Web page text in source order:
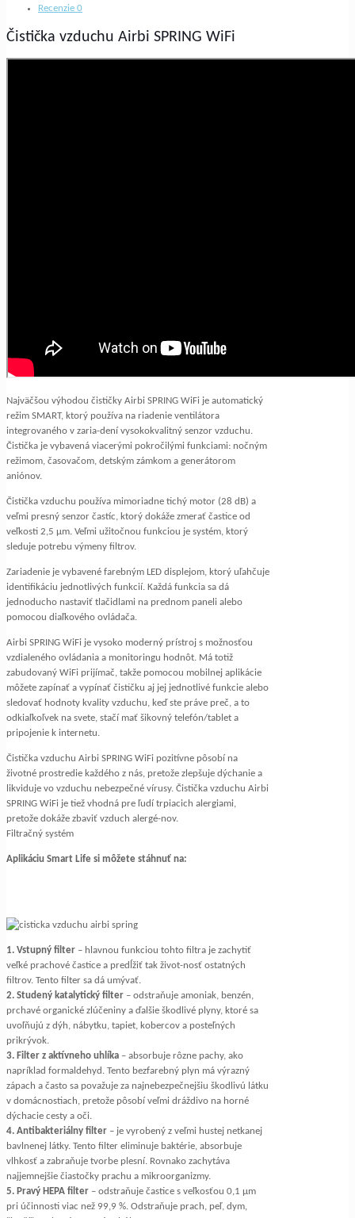
Recenzie 0
Čistička vzduchu Airbi SPRING WiFi
Najväčšou výhodou čističky Airbi SPRING WiFi je automatický
režim SMART, ktorý používa na riadenie ventilátora
integrovaného v zaria-dení vysokokvalitný senzor vzduchu.
Čistička je vybavená viacerými pokročilými funkciami: nočným
režimom, časovačom, detským zámkom a generátorom
aniónov.
Čistička vzduchu používa mimoriadne tichý motor (28 dB) a
veľmi presný senzor častíc, ktorý dokáže zmerať častice od
veľkosti 2,5 μm. Veľmi užitočnou funkciou je systém, ktorý
sleduje potrebu výmeny filtrov.
Zariadenie je vybavené farebným LED displejom, ktorý uľahčuje
identifikáciu jednotlivých funkcií. Každá funkcia sa dá
jednoducho nastaviť tlačidlami na prednom paneli alebo
pomocou diaľkového ovládača.
Airbi SPRING WiFi je vysoko moderný prístroj s možnosťou
vzdialeného ovládania a monitoringu hodnôt. Má totiž
zabudovaný WiFi prijímač, takže pomocou mobilnej aplikácie
môžete zapínať a vypínať čističku aj jej jednotlivé funkcie alebo
sledovať hodnoty kvality vzduchu, keď ste práve preč, a to
odkiaľkoľvek na svete, stačí mať šikovný telefón/tablet a
pripojenie k internetu.
Čistička vzduchu Airbi SPRING WiFi pozitívne pôsobí na
životné prostredie každého z nás, pretože zlepšuje dýchanie a
likviduje vo vzduchu nebezpečné vírusy. Čistička vzduchu Airbi
SPRING WiFi je tiež vhodná pre ľudí trpiacich alergiami,
pretože dokáže zbaviť vzduch alergé-nov.
Filtračný systém
Aplikáciu Smart Life si môžete stáhnuť na:
1. Vstupný filter – hlavnou funkciou tohto filtra je zachytiť
veľké prachové častice a predĺžiť tak život-nosť ostatných
filtrov. Tento filter sa dá umývať.
2. Studený katalytický filter – odstraňuje amoniak, benzén,
prchavé organické zlúčeniny a ďalšie škodlivé plyny, ktoré sa
uvoľňujú z dýh, nábytku, tapiet, kobercov a posteľných
prikrývok.
3. Filter z aktívneho uhlíka – absorbuje rôzne pachy, ako
napríklad formaldehyd. Tento bezfarebný plyn má výrazný
zápach a často sa považuje za najnebezpečnejšiu škodlivú látku
v domácnostiach, pretože pôsobí veľmi dráždivo na horné
dýchacie cesty a oči.
4. Antibakteriálny filter – je vyrobený z veľmi hustej netkanej
bavlnenej látky. Tento filter eliminuje baktérie, absorbuje
vlhkosť a zabraňuje tvorbe plesní. Rovnako zachytáva
najjemnejšie čiastočky prachu a mikroorganizmy.
5. Pravý HEPA filter – odstraňuje častice s veľkosťou 0,1 μm
pri účinnosti viac než 99,9 %. Odstraňuje prach, peľ, dym,